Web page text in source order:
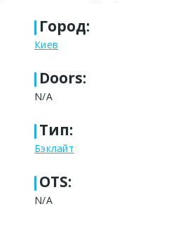
Город:
Киев
Doors:
N/A
Тип:
Бэклайт
OTS:
N/A